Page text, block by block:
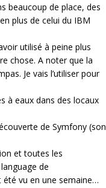
beaucoup de place, des
plus de celui du IBM
utilisé à peine plus
chose. A noter que la
Je vais l’utiliser pour
à eaux dans des locaux
de Symfony (son
et toutes les
de
été vu en une semaine…